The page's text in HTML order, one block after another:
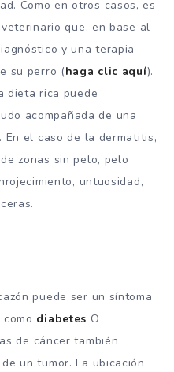
Como en otros casos, es
que, en base al
y una terapia
su perro (haga clic aquí).
dieta rica puede
acompañada de una
el caso de la dermatitis,
zonas sin pelo, pelo
untuosidad,
puede ser un síntoma
diabetes O
de cáncer también
un tumor. La ubicación